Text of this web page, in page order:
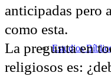
Estudios
anticipadas pero
como esta.
La pregunta en
religiosos es: